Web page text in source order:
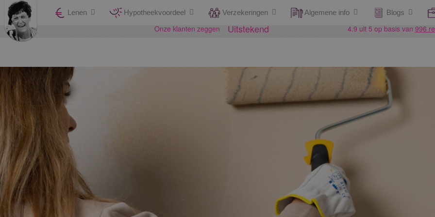
Lenen Hypotheekvoordeel Verzekeringen Algemene info Blogs